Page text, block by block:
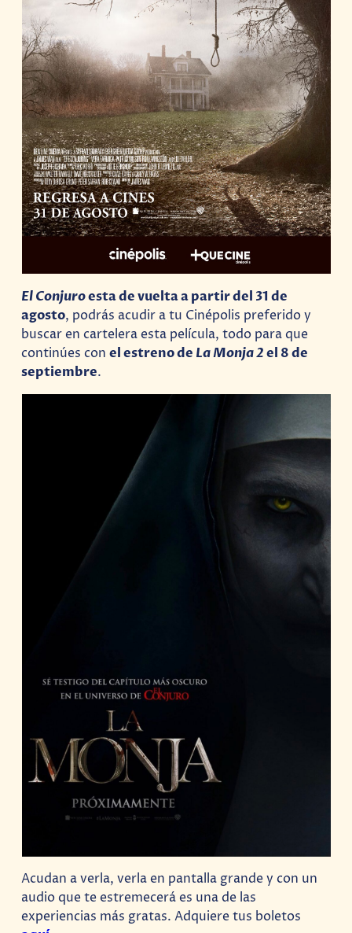
El Conjuroesta de vuelta a partir del 31 de
agosto, podrás acudir a tu Cinépolis preferido y
buscar en cartelera esta película, todo para que
continúes conel estreno de La Monja 2el 8 de
septiembre.
Acudan a verla, verla en pantalla grande y con un
audio que te estremecerá es una de las
experiencias más gratas. Adquiere tus boletos